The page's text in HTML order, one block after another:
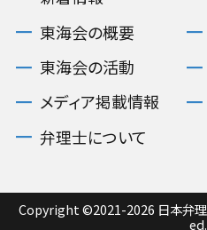
東海会の概要
東海会の活動
メディア掲載情報
弁理士について
Copyright ©2021-2026 日本弁
ed.